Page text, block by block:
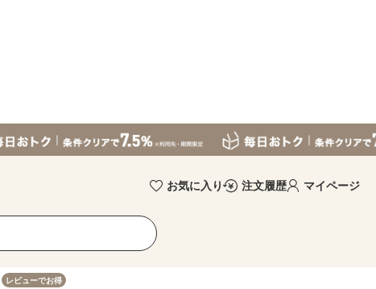
お気に入り 注文履歴 マイページ
レビューでお得